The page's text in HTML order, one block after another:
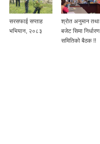
सरसफाई सप्ताह
भभियान, २०८३
श्रोत अनुमान तथा
बजेट सिमा निर्धारण
समितिको बैठक !!